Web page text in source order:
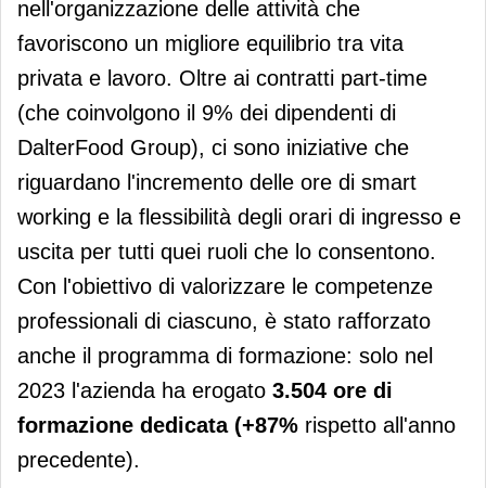
nell'organizzazione delle attività che
favoriscono un migliore equilibrio tra vita
privata e lavoro. Oltre ai contratti part-time
(che coinvolgono il 9% dei dipendenti di
DalterFood Group), ci sono iniziative che
riguardano l'incremento delle ore di smart
working e la flessibilità degli orari di ingresso e
uscita per tutti quei ruoli che lo consentono.
Con l'obiettivo di valorizzare le competenze
professionali di ciascuno, è stato rafforzato
anche il programma di formazione: solo nel
2023 l'azienda ha erogato 3.504 ore di
formazione dedicata (+87% rispetto all'anno
precedente).